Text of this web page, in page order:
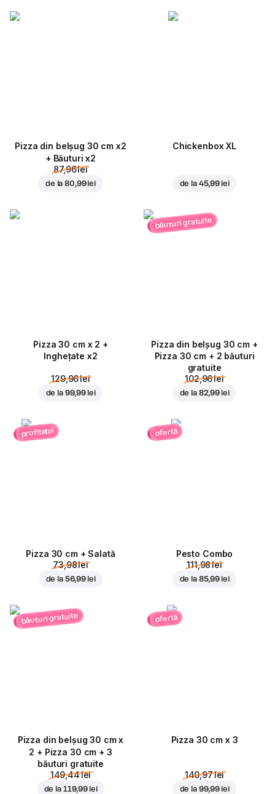
Pizza din belșug 30 cm x2
+ Băuturi x2
87,96 lei
de la80,99 lei
Chickenbox XL
de la 45,99 lei
Pizza 30 cm x 2 +
Inghețate x2
129,96 lei
de la 99,99 lei
băuturi gratuite
Pizza din belșug 30 cm +
Pizza 30 cm + 2 băuturi
gratuite
102,96 lei
de la 82,99 lei
profitabil
Pizza 30 cm + Salată
73,98 lei
de la 56,99 lei
ofertă
Pesto Combo
111,98 lei
de la 85,99 lei
băuturi gratuite
Pizza din belșug 30 cm x
2 + Pizza 30 cm + 3
băuturi gratuite
149,44 lei
de la 119,99 lei
ofertă
Pizza 30 cm x 3
140,97 lei
de la 99,99 lei